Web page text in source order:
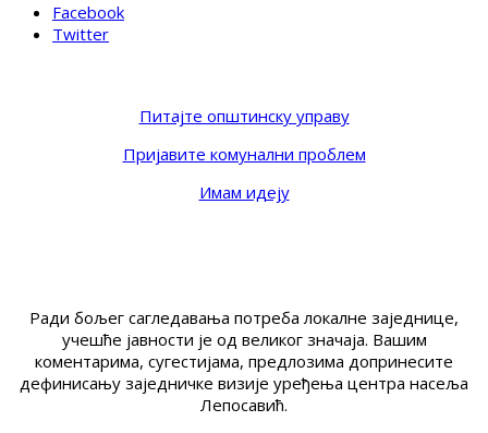
Facebook
Twitter
Питајте општинску управу
Пријавите комунални проблем
Имам идеју
Ради бољег сагледавања потреба локалне заједнице,
учешће јавности је од великог значаја. Вашим
коментарима, сугестијама, предлозима допринесите
дефинисању заједничке визије уређења центра насеља
Лепосавић.